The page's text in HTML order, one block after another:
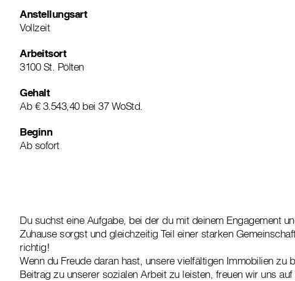
Anstellungsart
Vollzeit
Arbeitsort
3100 St. Pölten
Gehalt
Ab € 3.543,40 bei 37 WoStd.
Beginn
Ab sofort
Du suchst eine Aufgabe, bei der du mit deinem Engagement
Zuhause sorgst und gleichzeitig Teil einer starken
richtig!
Wenn du Freude daran hast, unsere vielfältigen Immobilien zu
Beitrag zu unserer sozialen Arbeit zu leisten, freuen wir uns